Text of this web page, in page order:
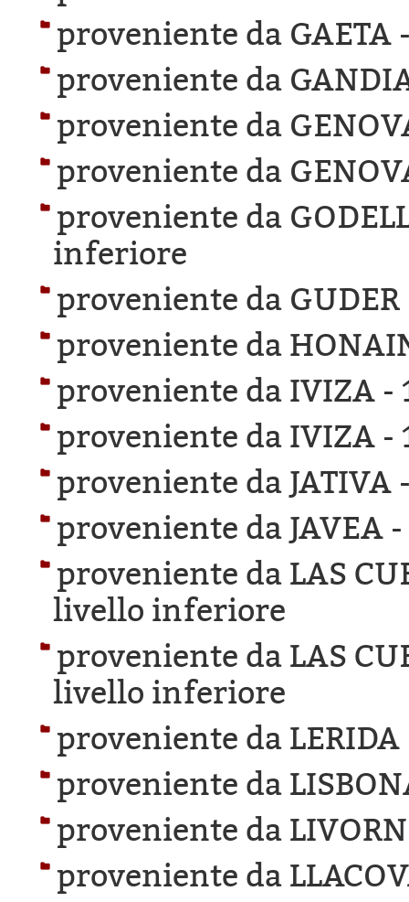
proveniente da GAETA
proveniente da
proveniente da
proveniente da
proveniente da
inferiore
proveniente da
proveniente da
proveniente da IVIZA -
proveniente da IVIZA -
proveniente da JATIVA
proveniente da JAVEA -
proveniente da LAS
livello inferiore
proveniente da LAS
livello inferiore
proveniente da
proveniente da
proveniente da
proveniente da